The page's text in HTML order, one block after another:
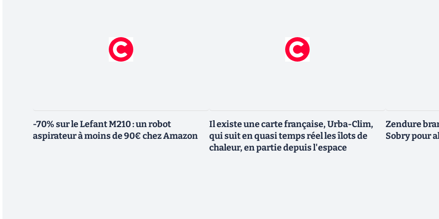
-70% sur le Lefant M210 : un robot
aspirateur à moins de 90€ chez Amazon
Il existe une carte française, Urba-Clim,
qui suit en quasi temps réel les îlots de
chaleur, en partie depuis l'espace
Zendure
Sobry pour